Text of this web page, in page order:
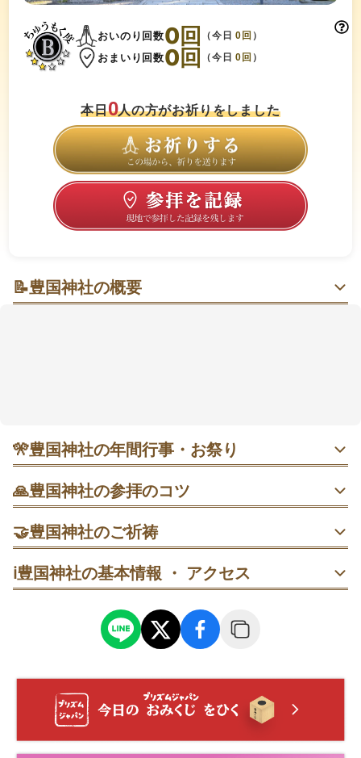
おいのり回数0回 （今日0 回 ）
おまいり回数0回 （今日0 回 ）
本日0人の方がお祈りをしました
📝豊国神社の概要
前」下車、徒歩すぐ。唐門で一礼して、手水→本殿の
順に参ると気持ちが整うかも🍀
🎌豊国神社の年間行事・お祭り
・ 4月18日 豊国廟例祭｜廟前で斎行。隔年で裏千家家元の
献茶があるとされています。
・ 9月18日 本社例祭｜秀吉公の命日。舞楽奉納や翌日の献
や古書が並ぶ催し。
・ 毎月28日 豊国さんのおもしろ市（手作り市）｜地元作家
🙏豊国神社の参拝のコツ
正面で一礼→左右の彫刻を眺める→人の流れが切れた瞬間
に1枚→次に手水舎へ向かう。
左手→右手→口→左手→柄杓の柄の順で清め、落ち着いた
本殿参拝→絵馬記入→奉納→像や絵馬の前で素早く撮影。
本殿前で一礼→賽銭→鈴→二礼二拍手一礼→深呼吸。初詣
期は開門直後の時間帯に。
🤝豊国神社のご祈祷
出世開運祈祷
出世開運祈祷。仕事の節目や挑戦の前に、静かに心を整え
厄除け祈祷。厄年や年度の切り替わりに、災いを遠ざけ穏
やかな日々を願います。予約のうえ本殿で執り行われま
家内安全祈祷
ℹ️豊国神社の基本情報 ・ アクセス